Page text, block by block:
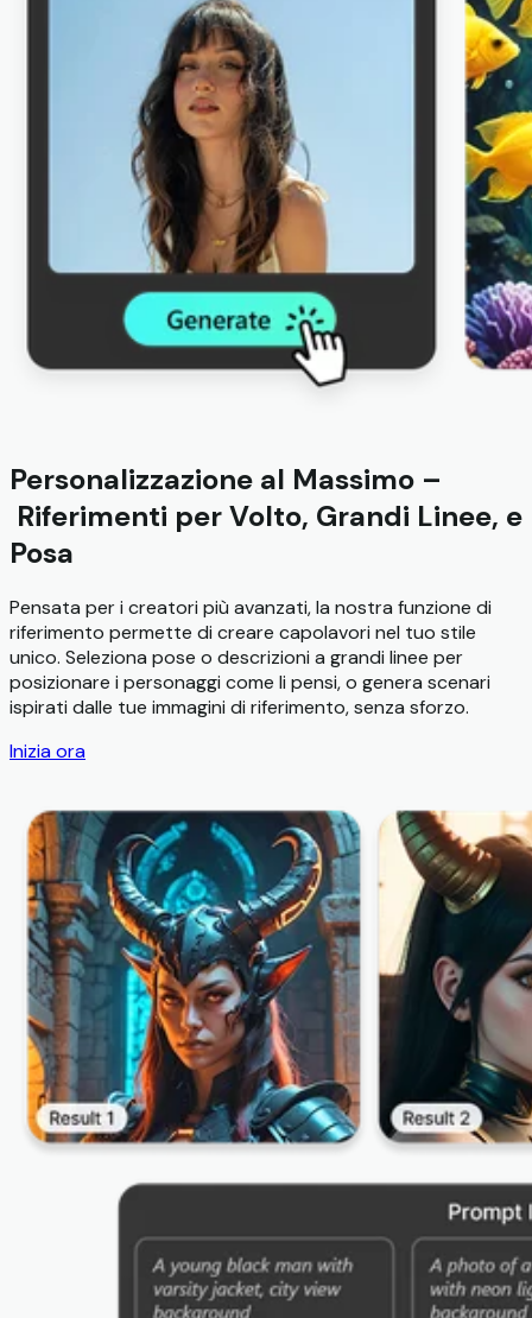
Personalizzazione al Massimo –
Riferimenti per Volto, Grandi Linee, e
Posa
Pensata per i creatori più avanzati, la nostra funzione di
riferimento permette di creare capolavori nel tuo stile
unico. Seleziona pose o descrizioni a grandi linee per
posizionare i personaggi come li pensi, o genera scenari
ispirati dalle tue immagini di riferimento, senza sforzo.
Inizia ora